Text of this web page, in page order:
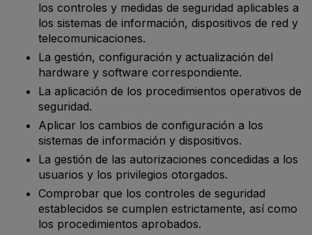
los controles y medidas de seguridad aplicables a
los sistemas de información, dispositivos de red y
telecomunicaciones.
La gestión, configuración y actualización del
hardware y software correspondiente.
La aplicación de los procedimientos operativos de
seguridad.
Aplicar los cambios de configuración a los
sistemas de información y dispositivos.
La gestión de las autorizaciones concedidas a los
usuarios y los privilegios otorgados.
Comprobar que los controles de seguridad
establecidos se cumplen estrictamente, así como
los procedimientos aprobados.